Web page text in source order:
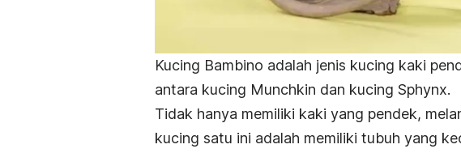
Kucing Bambino adalah jenis kucing kaki
antara kucing Munchkin dan kucing Sphynx.
Tidak hanya memiliki kaki yang pendek,
kucing satu ini adalah memiliki tubuh yang